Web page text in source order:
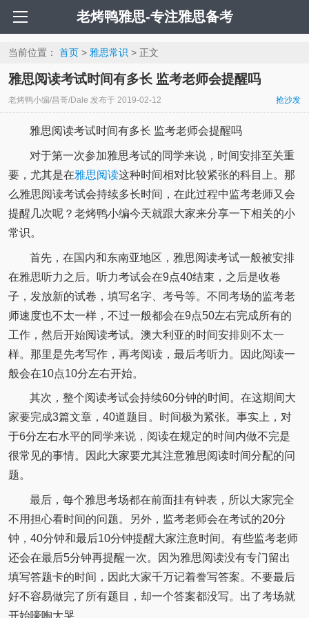
老烤鸭雅思-专注雅思备考
当前位置： 首页> 雅思常识 > 正文
雅思阅读考试时间有多长 监考老师会提醒吗
老烤鸭小编/昌哥/Dale 发布于 2019-02-12 抢沙发
雅思阅读考试时间有多长 监考老师会提醒吗
对于第一次参加雅思考试的同学来说，时间安排至关重
要，尤其是在雅思阅读这种时间相对比较紧张的科目上。那
么雅思阅读考试会持续多长时间，在此过程中监考老师又会
提醒几次呢？老烤鸭小编今天就跟大家来分享一下相关的小
常识。
首先，在国内和东南亚地区，雅思阅读考试一般被安排
在雅思听力之后。听力考试会在9点40结束，之后是收卷
子，发放新的试卷，填写名字、考号等。不同考场的监考老
师速度也不太一样，不过一般都会在9点50左右完成所有的
工作，然后开始阅读考试。澳大利亚的时间安排则不太一
样。那里是先考写作，再考阅读，最后考听力。因此阅读一
般会在10点10分左右开始。
其次，整个阅读考试会持续60分钟的时间。在这期间大
家要完成3篇文章，40道题目。时间极为紧张。事实上，对
于6分左右水平的同学来说，阅读在规定的时间内做不完是
很常见的事情。因此大家要尤其注意雅思阅读时间分配的问
题。
最后，每个雅思考场都在前面挂有钟表，所以大家完全
不用担心看时间的问题。另外，监考老师会在考试的20分
钟，40分钟和最后10分钟提醒大家注意时间。有些监考老师
还会在最后5分钟再提醒一次。因为雅思阅读没有专门留出
填写答题卡的时间，因此大家千万记着誊写答案。不要最后
好不容易做完了所有题目，却一个答案都没写。出了考场就
开始嚎啕大哭。